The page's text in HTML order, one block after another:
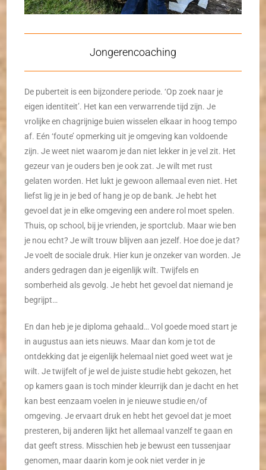
Jongerencoaching
De puberteit is een bijzondere periode. ‘Op zoek naar je
eigen identiteit’. Het kan een verwarrende tijd zijn. Je
vrolijke en chagrijnige buien wisselen elkaar in hoog tempo
af. Eén ‘foute’ opmerking uit je omgeving kan voldoende
zijn. Je weet niet waarom je dan niet lekker in je vel zit. Het
gezeur van je ouders ben je ook zat. Je wilt met rust
gelaten worden. Het lukt je gewoon allemaal even niet. Het
liefst lig je in je bed of hang je op de bank. Je hebt het
gevoel dat je in elke omgeving een andere rol moet spelen.
Thuis, op school, bij je vrienden, je sportclub. Maar wie ben
je nou echt? Je wilt trouw blijven aan jezelf. Hoe doe je dat?
Je voelt de sociale druk. Hier kun je onzeker van worden. Je
anders gedragen dan je eigenlijk wilt. Twijfels en
somberheid als gevolg. Je hebt het gevoel dat niemand je
begrijpt…
En dan heb je je diploma gehaald… Vol goede moed start je
in augustus aan iets nieuws. Maar dan kom je tot de
ontdekking dat je eigenlijk helemaal niet goed weet wat je
wilt. Je twijfelt of je wel de juiste studie hebt gekozen, het
op kamers gaan is toch minder kleurrijk dan je dacht en het
kan best eenzaam voelen in je nieuwe studie en/of
omgeving. Je ervaart druk en hebt het gevoel dat je moet
presteren, bij anderen lijkt het allemaal vanzelf te gaan en
dat geeft stress. Misschien heb je bewust een tussenjaar
genomen, maar daarin kom je ook niet verder in je